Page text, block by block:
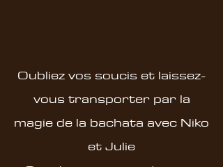
Oubliez vos soucis et laissez-
vous transporter par la
magie de la bachata avec Niko
et Julie